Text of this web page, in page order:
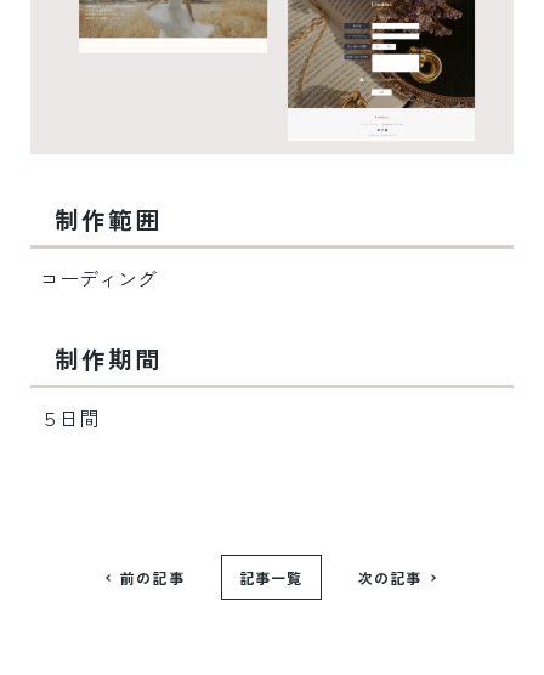
制作範囲
コーディング
制作期間
５日間
前の記事 記事一覧 次の記事